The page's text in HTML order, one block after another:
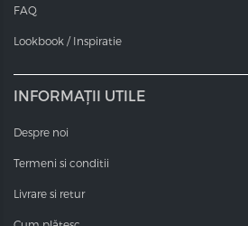
FAQ
Lookbook / Inspiratie
INFORMAȚII UTILE
Despre noi
Termeni si conditii
Livrare si retur